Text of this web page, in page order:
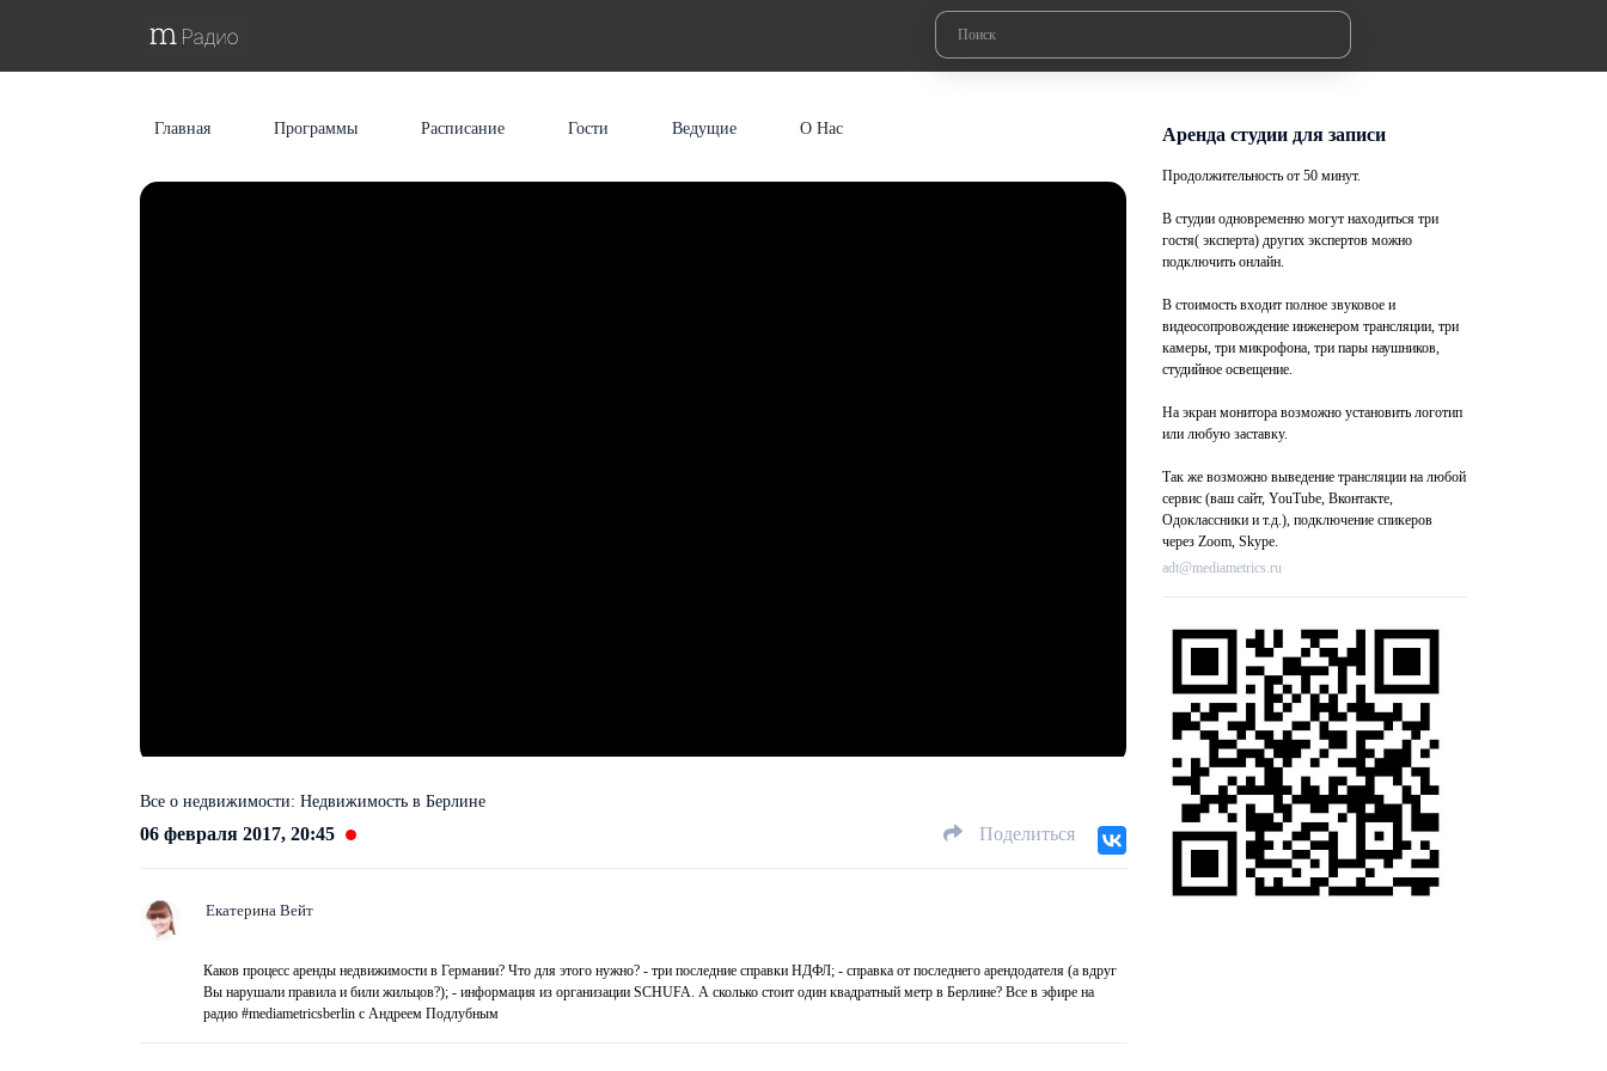
Главная Программы Расписание Гости Ведущие О Нас
Все о недвижимости: Недвижимость в Берлине
06 февраля 2017, 20:45 Поделиться
Екатерина Вейт
Каков процесс аренды недвижимости в Германии? Что для этого нужно? - три последние справки НДФЛ; - справка от последнего арендодателя (а вдруг
Вы нарушали правила и били жильцов?); - информация из организации SCHUFA. А сколько стоит один квадратный метр в Берлине? Все в эфире на
радио #mediametricsberlin с Андреем Подлубным
Аренда студии для записи
Продолжительность от 50 минут.
В студии одновременно могут находиться три
гостя( эксперта) других экспертов можно
подключить онлайн.
В стоимость входит полное звуковое и
видеосопровождение инженером трансляции, три
камеры, три микрофона, три пары наушников,
студийное освещение.
На экран монитора возможно установить логотип
или любую заставку.
Так же возможно выведение трансляции на любой
сервис (ваш сайт, YouTube, Вконтакте,
Одоклассники и т.д.), подключение спикеров
через Zoom, Skype.
adt@mediametrics.ru